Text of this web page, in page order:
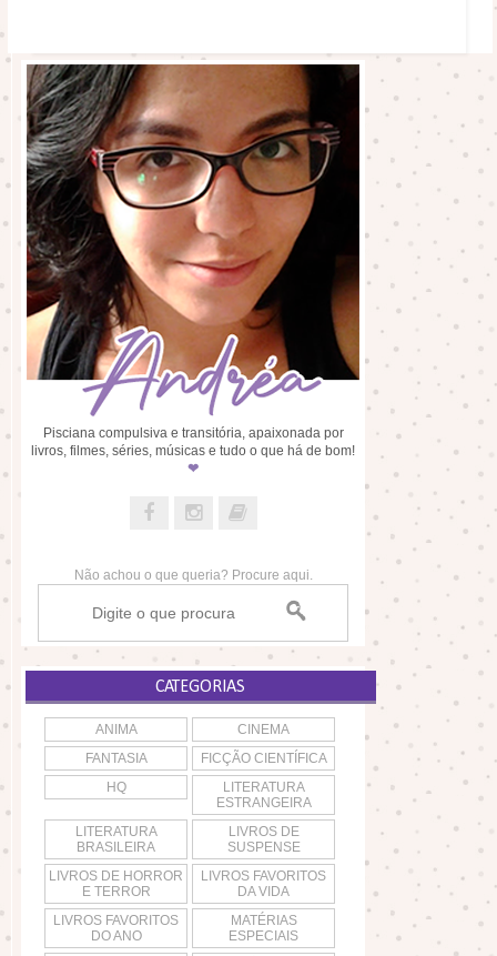
Pisciana compulsiva e transitória, apaixonada por
livros, filmes, séries, músicas e tudo o que há de bom!
❤
Não achou o que queria? Procure aqui.
CATEGORIAS
ANIMA
CINEMA
FANTASIA
FICÇÃO CIENTÍFICA
HQ
LITERATURA
ESTRANGEIRA
LITERATURA
BRASILEIRA
LIVROS DE
SUSPENSE
LIVROS DE HORROR
E TERROR
LIVROS FAVORITOS
DA VIDA
LIVROS FAVORITOS
DO ANO
MATÉRIAS
ESPECIAIS